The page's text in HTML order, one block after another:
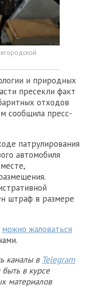
и природных
пресекли факт
отходов
сообщила пресс-
патрулирования
автомобиля
штраф в размере
можно жаловаться
каналы в Telegram
в курсе
материалов